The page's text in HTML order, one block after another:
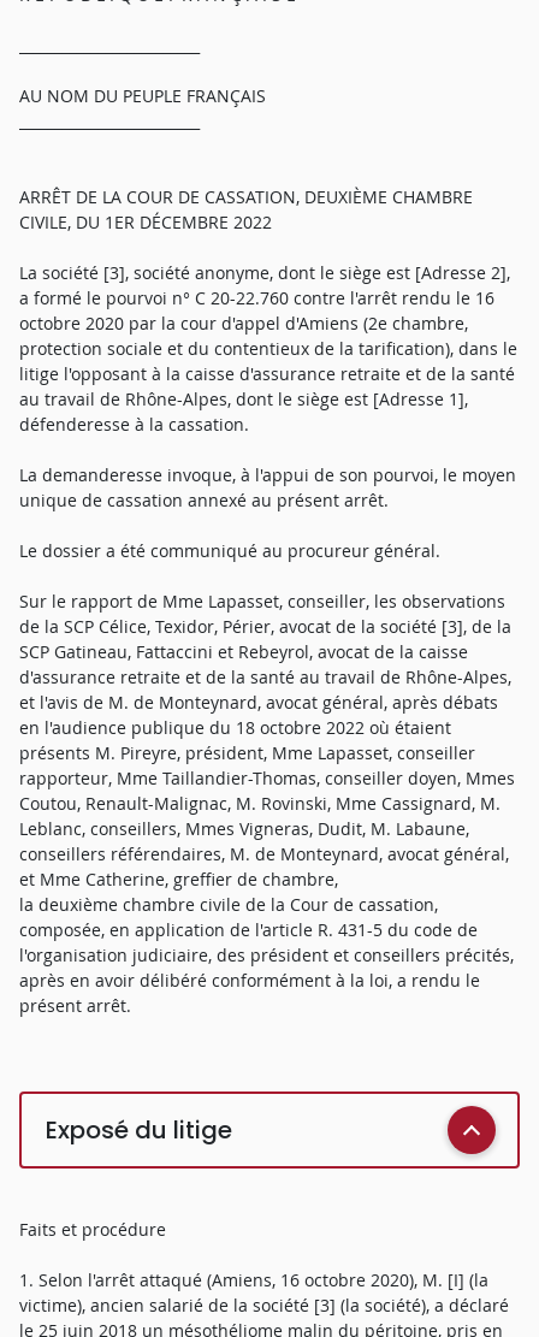
AU NOM DU PEUPLE FRANÇAIS
ARRÊT DE LA COUR DE CASSATION, DEUXIÈME CHAMBRE
CIVILE, DU 1ER DÉCEMBRE 2022
La société [3], société anonyme, dont le siège est [Adresse 2],
a formé le pourvoi n° C 20-22.760 contre l'arrêt rendu le 16
octobre 2020 par la cour d'appel d'Amiens (2e chambre,
protection sociale et du contentieux de la tarification), dans le
litige l'opposant à la caisse d'assurance retraite et de la santé
au travail de Rhône-Alpes, dont le siège est [Adresse 1],
défenderesse à la cassation.
La demanderesse invoque, à l'appui de son pourvoi, le moyen
unique de cassation annexé au présent arrêt.
Le dossier a été communiqué au procureur général.
Sur le rapport de Mme Lapasset, conseiller, les observations
de la SCP Célice, Texidor, Périer, avocat de la société [3], de la
SCP Gatineau, Fattaccini et Rebeyrol, avocat de la caisse
d'assurance retraite et de la santé au travail de Rhône-Alpes,
et l'avis de M. de Monteynard, avocat général, après débats
en l'audience publique du 18 octobre 2022 où étaient
présents M. Pireyre, président, Mme Lapasset, conseiller
rapporteur, Mme Taillandier-Thomas, conseiller doyen, Mmes
Coutou, Renault-Malignac, M. Rovinski, Mme Cassignard, M.
Leblanc, conseillers, Mmes Vigneras, Dudit, M. Labaune,
conseillers référendaires, M. de Monteynard, avocat général,
et Mme Catherine, greffier de chambre,
la deuxième chambre civile de la Cour de cassation,
composée, en application de l'article R. 431-5 du code de
l'organisation judiciaire, des président et conseillers précités,
après en avoir délibéré conformément à la loi, a rendu le
présent arrêt.
Exposé du litige
Faits et procédure
1. Selon l'arrêt attaqué (Amiens, 16 octobre 2020), M. [I] (la
victime), ancien salarié de la société [3] (la société), a déclaré
le 25 juin 2018 un mésothéliome malin du péritoine, pris en